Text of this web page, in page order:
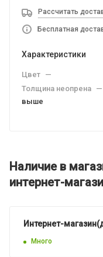
Рассчитать
Бесплатная
Характеристики
Цвет —
Толщина неопрена —
выше
Наличие в
интернет-
Интернет-
Много